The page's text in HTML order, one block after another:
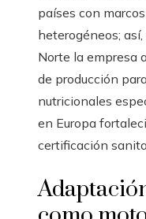
países con
heterogéneos;
Norte la empresa
de producción
nutricionales
en Europa
certificación